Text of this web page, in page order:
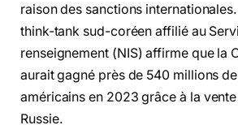
raison des sanctions
think-tank sud-coréen affilié au
renseignement (NIS) affirme que la
aurait gagné près de 540 millions
américains en 2023 grâce à la vente
Russie.